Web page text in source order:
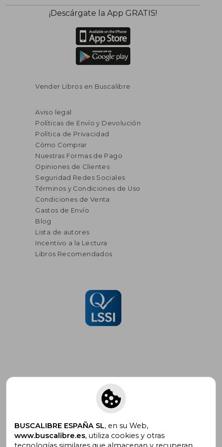
¡Descárgate la App GRATIS!
Vender Libros en Buscalibre
Aviso legal
Políticas de Envío y Devolución
Política de Privacidad
Cómo Comprar
Nuestras Formas de Pago
Opiniones de Clientes
Seguridad Redes Sociales
Términos y Condiciones de Uso
Condiciones de Venta
Gastos de Envío
Blog
Lista de autores
Incentivo a la Lectura
Libros Recomendados
Suscríbete para recibir ofertas y
promociones
BUSCALIBRE ESPAÑA SL, en su Web,
www.buscalibre.es, utiliza cookies y otras